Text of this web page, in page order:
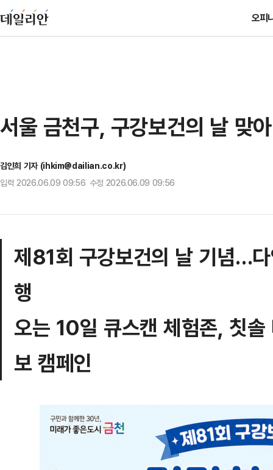
오피
서울 금천구, 구강보건의 날 맞
김인희 기자 (ihkim@dailian.co.kr)
입력 2026.06.09 09:56 수정 2026.06.09 09:56
제81회 구강보건의 날 기념…
행
오는 10일 큐스캔 체험존, 칫
보 캠페인